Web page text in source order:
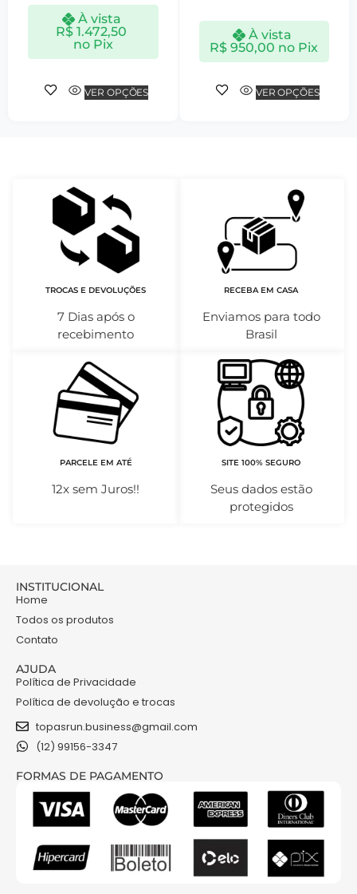
À vista
R$ 1.472,50
no Pix
VER OPÇÕES
À vista
R$ 950,00 no Pix
VER OPÇÕES
TROCAS E DEVOLUÇÕES
7 Dias após o
recebimento
RECEBA EM CASA
Enviamos para todo
Brasil
PARCELE EM ATÉ
12x sem Juros!!
SITE 100% SEGURO
Seus dados estão
protegidos
INSTITUCIONAL
Home
Todos os produtos
Contato
AJUDA
Política de Privacidade
Política de devolução e trocas
topasrun.business@gmail.com
(12) 99156-3347
FORMAS DE PAGAMENTO